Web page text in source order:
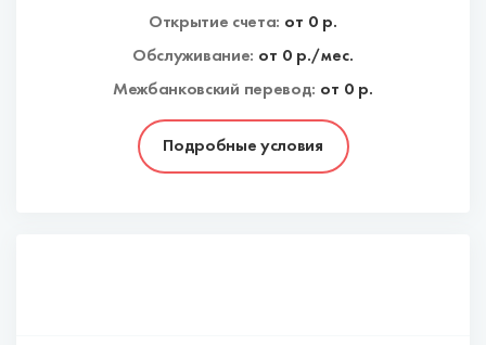
Подробные условия
Открытие счета: от 0 р.
Обслуживание: от 0р./мес.
Межбанковский перевод: от 0 р.